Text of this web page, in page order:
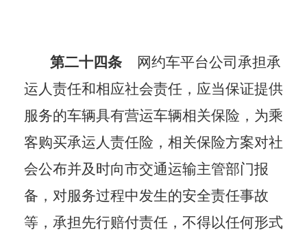
第二十四条
网约车平台公司承担承
运人责任和相应社会责任，应当保证提供
服务的车辆具有营运车辆相关保险，为乘
客购买承运人责任险，相关保险方案对社
会公布并及时向市交通运输主管部门报
备，对服务过程中发生的安全责任事故
等，承担先行赔付责任，不得以任何形式